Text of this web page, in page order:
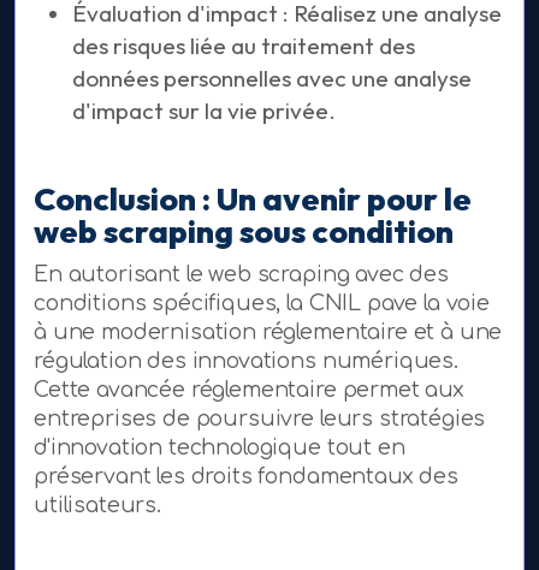
Évaluation d'impact : Réalisez une analyse
des risques liée au traitement des
données personnelles avec une analyse
d'impact sur la vie privée.
Conclusion : Un avenir pour le
web scraping sous condition
En autorisant le web scraping avec des
conditions spécifiques, la CNIL pave la voie
à une modernisation réglementaire et à une
régulation des innovations numériques.
Cette avancée réglementaire permet aux
entreprises de poursuivre leurs stratégies
d'innovation technologique tout en
préservant les droits fondamentaux des
utilisateurs.